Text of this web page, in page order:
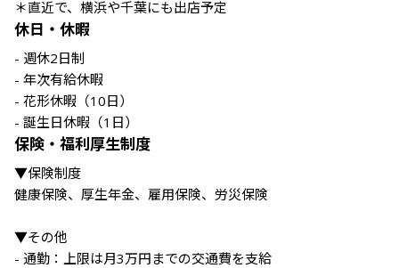
＊直近で、横浜や千葉にも出店予定
休日・休暇
- 週休2日制
- 年次有給休暇
- 花形休暇（10日）
- 誕生日休暇（1日）
保険・福利厚生制度
▼保険制度
健康保険、厚生年金、雇用保険、労災保険
▼その他
- 通勤：上限は月3万円までの交通費を支給